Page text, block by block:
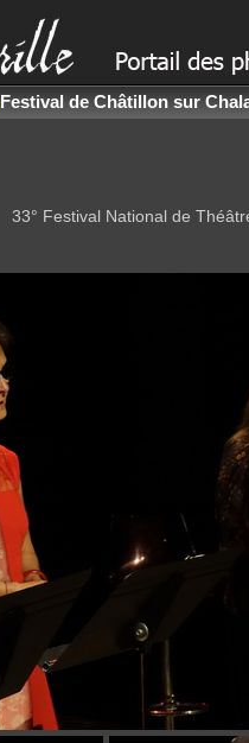
Festival de Châtillon sur
33° Festival National de